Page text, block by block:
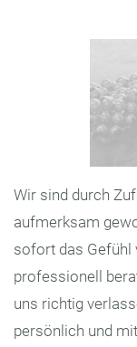
Wir sind durch
aufmerksam
sofort das Gefühl
professionell
uns richtig
persönlich und